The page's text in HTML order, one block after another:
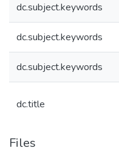
dc.subject.keywords
dc.subject.keywords
dc.subject.keywords
dc.title
Files